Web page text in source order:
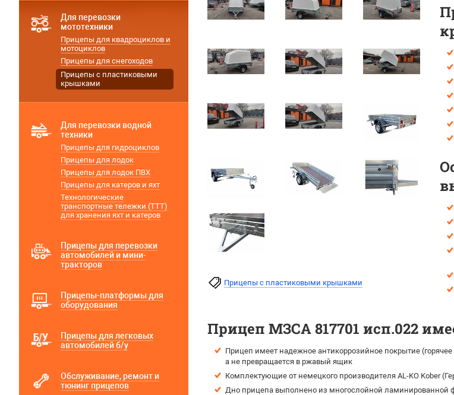
Прицепы с пластиковыми крышками
Прицеп МЗСА 817701 исп.022
Прицеп имеет надежное антикоррозийное покрытие
а не превращается в ржавый ящик
Комплектующие от немецкого производителя AL-KO Kober
Дно прицепа выполнено из многослойной ламинированной
Для перевозки
мототехники
Прицепы для квадроциклов и
мотоциклов
Прицепы для снегоходов
Прицепы с пластиковыми
крышками
Для перевозки водной
техники
Прицепы для гидроциклов
Прицепы для лодок
Прицепы для лодок ПВХ
Прицепы для катеров и яхт
Технологические
транспортные тележки (ТТТ)
для хранения яхт и катеров
Прицепы для перевозки
автомобилей и мини-
тракторов
Прицепы-платформы для
оборудования
Прицепы для легковых
автомобилей б/у
Обслуживание, ремонт и
тюнинг прицепов